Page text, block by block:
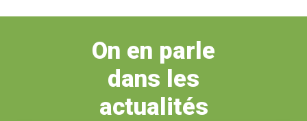
On en parle
dans les
actualités